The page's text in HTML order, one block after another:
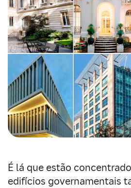
É lá que estão
edifícios governamentais